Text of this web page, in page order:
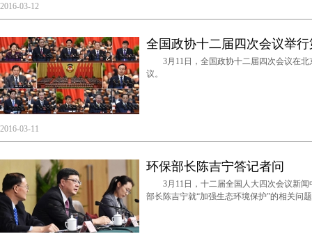
2016-03-12
全国政协十二届四次会议举
3月11日，全国政协十二届四次会议在北
议。
2016-03-11
环保部长陈吉宁答记者问
3月11日，十二届全国人大四次会议新闻
部长陈吉宁就“加强生态环境保护”的相关问